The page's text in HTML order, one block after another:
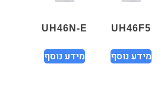
UH46F5
מידע נוסף
UH46N-E
מידע נוסף